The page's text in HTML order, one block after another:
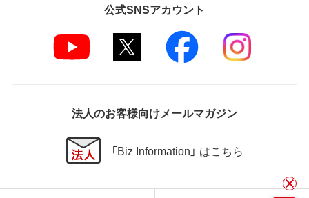
公式SNSアカウント
法人のお客様向けメールマガジン
「Biz Information」 はこちら